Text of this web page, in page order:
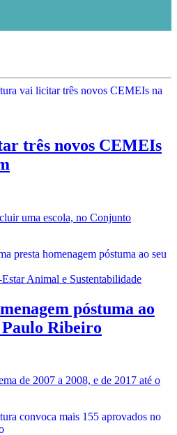
três novos CEMEIs
uma escola, no Conjunto
Animal e Sustentabilidade
póstuma ao
Paulo Ribeiro
de 2007 a 2008, e de 2017 até o